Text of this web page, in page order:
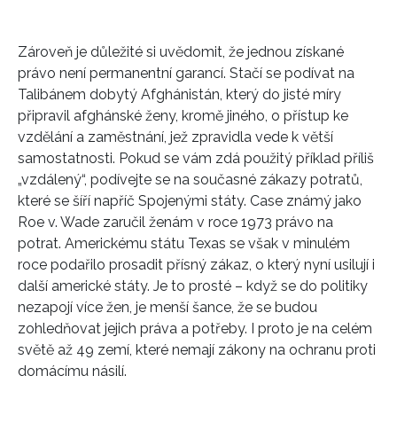
Zároveň je důležité si uvědomit, že jednou získané
právo není permanentní garancí. Stačí se podívat na
Talibánem dobytý Afghánistán, který do jisté míry
připravil afghánské ženy, kromě jiného, o přístup ke
vzdělání a zaměstnání, jež zpravidla vede k větší
samostatnosti. Pokud se vám zdá použitý příklad příliš
„vzdálený“, podívejte se na současné zákazy potratů,
které se šíří napříč Spojenými státy. Case známý jako
Roe v. Wade zaručil ženám v roce 1973 právo na
potrat. Americkému státu Texas se však v minulém
roce podařilo prosadit přísný zákaz, o který nyní usilují i
další americké státy. Je to prosté – když se do politiky
nezapojí více žen, je menší šance, že se budou
zohledňovat jejich práva a potřeby. I proto je na celém
světě až 49 zemí, které nemají zákony na ochranu proti
domácímu násilí.